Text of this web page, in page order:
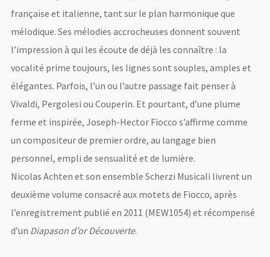
LOGIN
Username or email address *
française et italienne, tant sur le plan harmonique que
mélodique. Ses mélodies accrocheuses donnent souvent
l’impression à qui les écoute de déjà les connaître : la
vocalité prime toujours, les lignes sont souples, amples et
élégantes. Parfois, l’un ou l’autre passage fait penser à
Vivaldi, Pergolesi ou Couperin. Et pourtant, d’une plume
ferme et inspirée, Joseph-Hector Fiocco s’affirme comme
un compositeur de premier ordre, au langage bien
personnel, empli de sensualité et de lumière.
Nicolas Achten et son ensemble Scherzi Musicali livrent un
deuxième volume consacré aux motets de Fiocco, après
l’enregistrement publié en 2011 (MEW1054) et récompensé
d’un Diapason d’or Découverte.